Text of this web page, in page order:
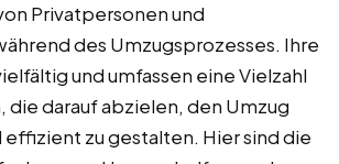
Privatpersonen und
des Umzugsprozesses. Ihre
und umfassen eine Vielzahl
die darauf abzielen, den Umzug
effizient zu gestalten. Hier sind die